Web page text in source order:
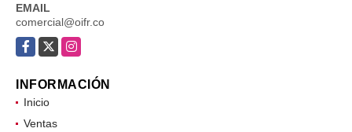
EMAIL
comercial@oifr.co
Facebook
X Instagram
INFORMACIÓN
Inicio
Ventas